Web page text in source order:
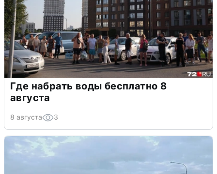
Где набрать воды бесплатно 8
августа
8 августа 3